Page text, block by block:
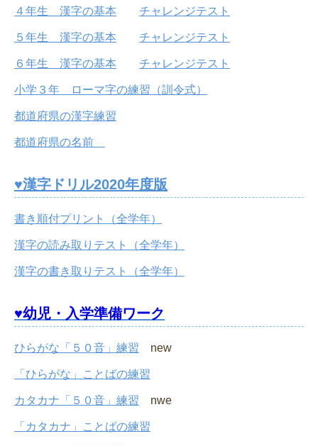
４年生 漢字の基本 チャレンジテスト
５年生 漢字の基本 チャレンジテスト
６年生 漢字の基本 チャレンジテスト
小学３年 ローマ字の練習（訓令式）
都道府県の漢字練習
都道府県の名前
♥漢字ドリル2020年度版
書き順付プリント（全学年）
漢字の読み取りテスト（全学年）
漢字の書き取りテスト（全学年）
♥幼児・入学準備ワーク
ひらがな「５０音」練習 new
「ひらがな」ことばの練習
カタカナ「５０音」練習 nwe
「カタカナ」ことばの練習